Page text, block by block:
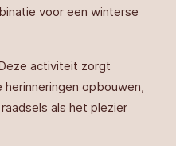
voor een winterse
activiteit zorgt
opbouwen,
als het plezier